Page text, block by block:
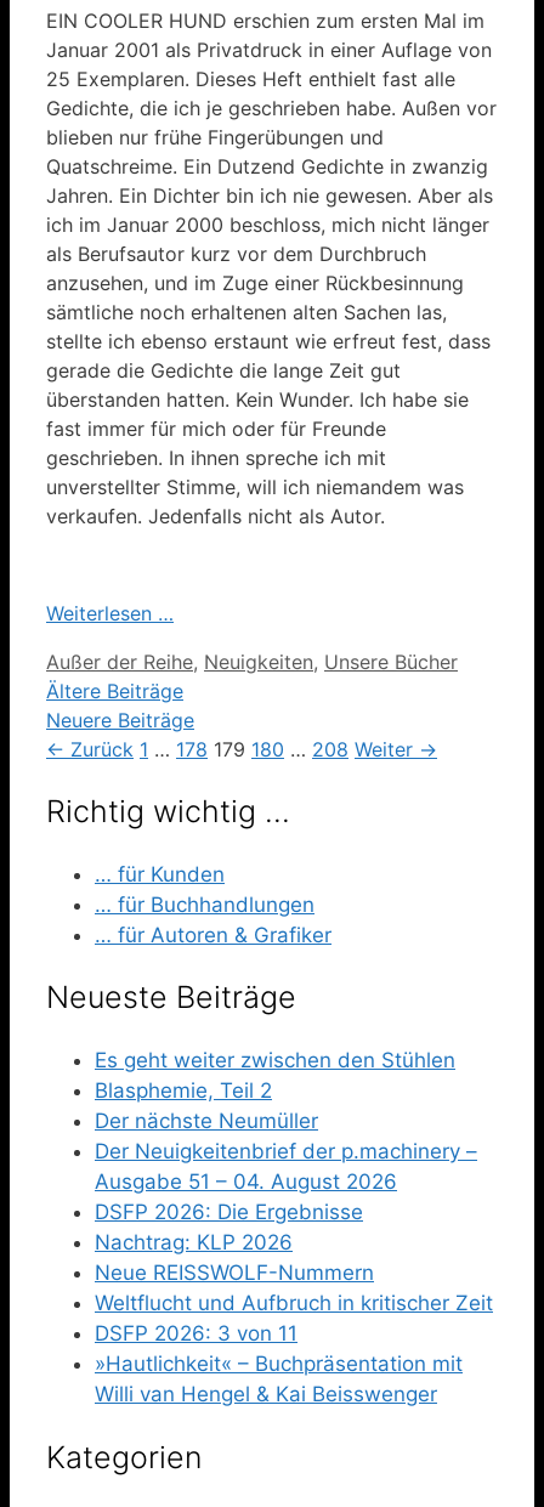
EIN COOLER HUND erschien zum ersten Mal im
Januar 2001 als Privatdruck in einer Auflage von
25 Exemplaren. Dieses Heft enthielt fast alle
Gedichte, die ich je geschrieben habe. Außen vor
blieben nur frühe Fingerübungen und
Quatschreime. Ein Dutzend Gedichte in zwanzig
Jahren. Ein Dichter bin ich nie gewesen. Aber als
ich im Januar 2000 beschloss, mich nicht länger
als Berufsautor kurz vor dem Durchbruch
anzusehen, und im Zuge einer Rückbesinnung
sämtliche noch erhaltenen alten Sachen las,
stellte ich ebenso erstaunt wie erfreut fest, dass
gerade die Gedichte die lange Zeit gut
überstanden hatten. Kein Wunder. Ich habe sie
fast immer für mich oder für Freunde
geschrieben. In ihnen spreche ich mit
unverstellter Stimme, will ich niemandem was
verkaufen. Jedenfalls nicht als Autor.
Weiterlesen …
Kategorien
Außer der Reihe, Neuigkeiten, Unsere Bücher
Ältere Beiträge
Neuere Beiträge
← Zurück Seite
1 … Seite
178 Seite
179 Seite
180 … Seite
208 Weiter →
Richtig wichtig …
… für Kunden
… für Buchhandlungen
… für Autoren & Grafiker
Neueste Beiträge
Es geht weiter zwischen den Stühlen
Blasphemie, Teil 2
Der nächste Neumüller
Der Neuigkeitenbrief der p.machinery –
Ausgabe 51 – 04. August 2026
DSFP 2026: Die Ergebnisse
Nachtrag: KLP 2026
Neue REISSWOLF-Nummern
Weltflucht und Aufbruch in kritischer Zeit
DSFP 2026: 3 von 11
»Hautlichkeit« – Buchpräsentation mit
Willi van Hengel & Kai Beisswenger
Kategorien